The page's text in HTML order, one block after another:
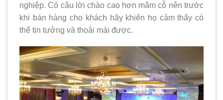
nghiệp. Có câu lời chào cao hơn mâm cỗ nên trước
khi bán hàng cho khách hãy khiến họ cảm thấy có
thể tin tưởng và thoải mái được.